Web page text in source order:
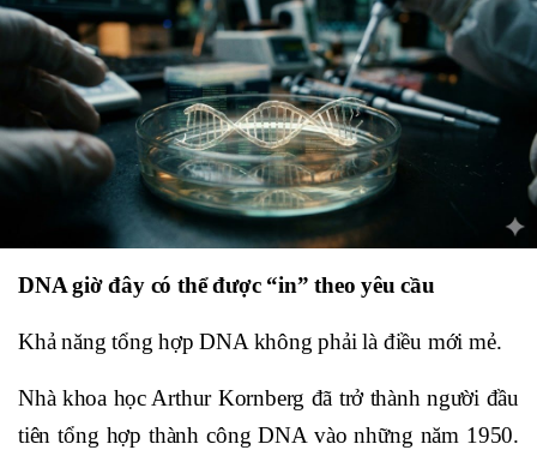
DNA giờ đây có thể được “in” theo yêu cầu
Khả năng tổng hợp DNA không phải là điều mới mẻ.
Nhà khoa học Arthur Kornberg đã trở thành người đầu
tiên tổng hợp thành công DNA vào những năm 1950.